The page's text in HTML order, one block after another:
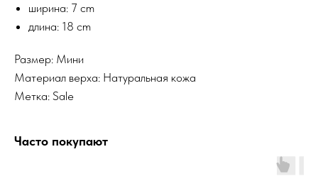
ширина: 7 cm
длина: 18 cm
Размер: Мини
Материал верха: Натуральная кожа
Метка: Sale
Часто покупают